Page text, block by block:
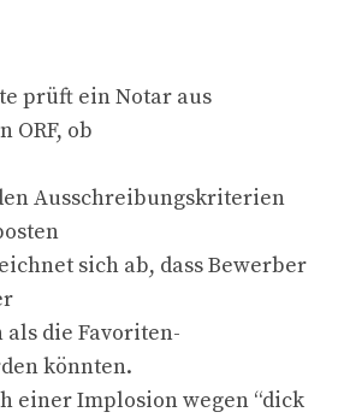
prüft ein Notar aus
ORF, ob
Ausschreibungskriterien
sich ab, dass Bewerber
die Favoriten-
könnten.
einer Implosion wegen “dick